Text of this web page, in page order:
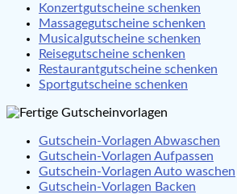
Konzertgutscheine schenken
Massagegutscheine schenken
Musicalgutscheine schenken
Reisegutscheine schenken
Restaurantgutscheine schenken
Sportgutscheine schenken
Gutschein-Vorlagen Abwaschen
Gutschein-Vorlagen Aufpassen
Gutschein-Vorlagen Auto waschen
Gutschein-Vorlagen Backen